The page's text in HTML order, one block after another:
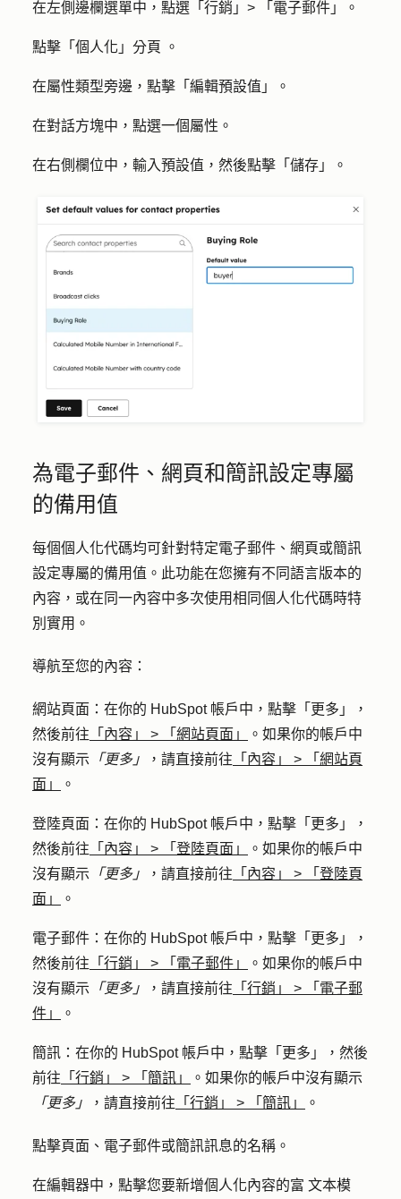
在左側邊欄選單中，點選「 行銷」> 「 電子郵件 」。
點擊「 個人化」分頁 。
在屬性類型旁邊，點擊「 編輯預設值 」。
在對話方塊中，點選一個屬性 。
在右側欄位中，輸入預設值 ，然後點擊「 儲存 」。
為電子郵件、網頁和簡訊設定專屬
的備用值
每個個人化代碼均可針對特定電子郵件、網頁或簡訊
設定專屬的備用值。此功能在您擁有不同語言版本的
內容，或在同一內容中多次使用相同個人化代碼時特
別實用。
導航至您的內容：
網站頁面 ：在你的 HubSpot 帳戶中，點擊 「更多」
，
然後前往 「內容」 > 「網站頁面」
。如果你的帳戶中
沒有顯示 「更多」 ，請直接前往 「內容」 >
「網站頁
面」
。
登陸頁面 ：在你的 HubSpot 帳戶中，點擊 「更多」
，
然後前往 「內容」 > 「登陸頁面」
。如果你的帳戶中
沒有顯示 「更多」 ，請直接前往 「內容」 >
「登陸頁
面」
。
電子郵件 ：在你的 HubSpot 帳戶中，點擊 「更多」
，
然後前往 「行銷」 > 「電子郵件」
。如果你的帳戶中
沒有顯示 「更多」 ，請直接前往 「行銷」 >
「電子郵
件」
。
簡訊 ：在你的 HubSpot 帳戶中，點擊 「更多」
，然後
前往 「行銷」 > 「簡訊」
。如果你的帳戶中沒有顯示
「更多」
，請直接前往 「行銷」 > 「簡訊」 。
點擊頁面、電子郵件或簡訊訊息的名稱 。
在編輯器中，點擊您要新增個人化內容的富 文本模